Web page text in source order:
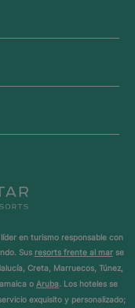
en turismo responsable con
Sus resorts frente al marse
Creta, Marruecos, Túnez,
o Aruba. Los hoteles se
exquisito y personalizado;